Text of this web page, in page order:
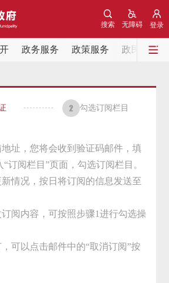
登录
无障碍
搜索
政务服务 政策服务 政民互动
会议信息 部门动态
机构职能 政策服务
政策解读 回应关切
勾选订阅栏目
址，您将会收到验证码邮件，填
订阅栏目”页面，勾选订阅栏目。
情况，按日将订阅的信息发送至
阅内容，可按照步骤1进行勾选操
可以点击邮件中的“取消订阅”按